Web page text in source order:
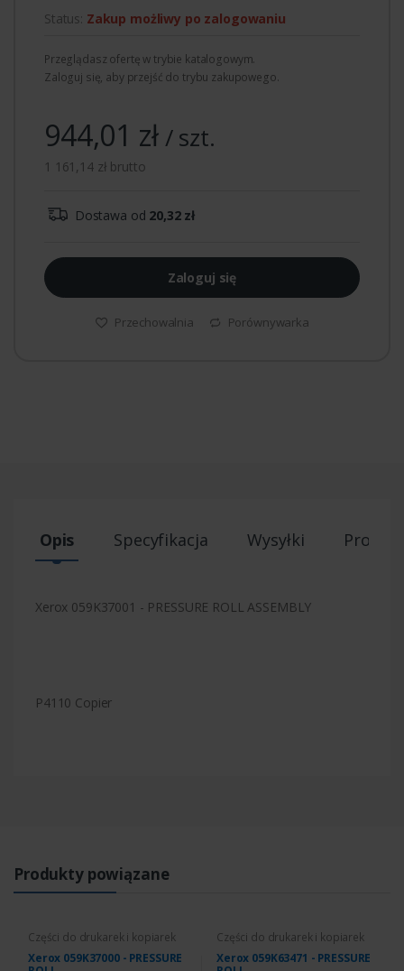
Status: Zakup możliwy po zalogowaniu
Przeglądasz ofertę w trybie katalogowym.
Zaloguj się, aby przejść do trybu zakupowego.
944,01 zł/ szt.
1 161,14 zł brutto
Dostawa od 20,32 zł
Zaloguj się
Przechowalnia Porównywarka
Opis Specyfikacja Wysyłki
Xerox 059K37001 - PRESSURE ROLL ASSEMBLY
P4110 Copier
Produkty powiązane
Części do drukarek i kopiarek
Xerox 059K37000 - PRESSURE
Części do drukarek i kopiarek
Xerox 059K63471 - PRESSURE